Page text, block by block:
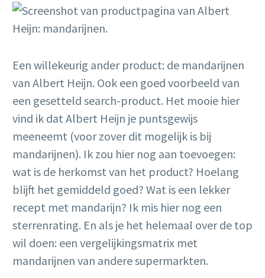
Een willekeurig ander product: de mandarijnen
van Albert Heijn. Ook een goed voorbeeld van
een gesetteld search-product. Het mooie hier
vind ik dat Albert Heijn je puntsgewijs
meeneemt (voor zover dit mogelijk is bij
mandarijnen). Ik zou hier nog aan toevoegen:
wat is de herkomst van het product? Hoelang
blijft het gemiddeld goed? Wat is een lekker
recept met mandarijn? Ik mis hier nog een
sterrenrating. En als je het helemaal over de top
wil doen: een vergelijkingsmatrix met
mandarijnen van andere supermarkten.